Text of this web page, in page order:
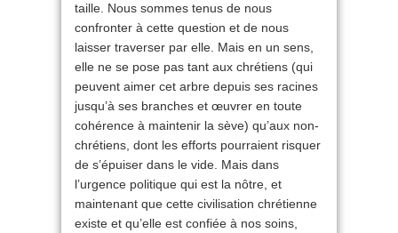
taille. Nous sommes tenus de nous
confronter à cette question et de nous
laisser traverser par elle. Mais en un sens,
elle ne se pose pas tant aux chrétiens (qui
peuvent aimer cet arbre depuis ses racines
jusqu’à ses branches et œuvrer en toute
cohérence à maintenir la sève) qu’aux non-
chrétiens, dont les efforts pourraient risquer
de s’épuiser dans le vide. Mais dans
l’urgence politique qui est la nôtre, et
maintenant que cette civilisation chrétienne
existe et qu’elle est confiée à nos soins,